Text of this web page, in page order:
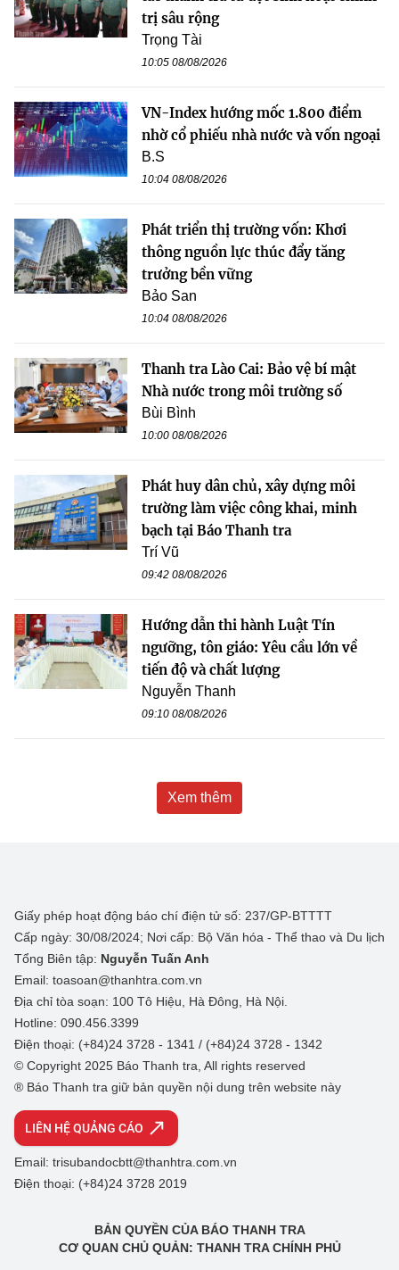
trị sâu rộng
Trọng Tài
10:05 08/08/2026
VN-Index hướng mốc 1.800 điểm
nhờ cổ phiếu nhà nước và vốn ngoại
B.S
10:04 08/08/2026
Phát triển thị trường vốn: Khơi
thông nguồn lực thúc đẩy tăng
trưởng bền vững
Bảo San
10:04 08/08/2026
Thanh tra Lào Cai: Bảo vệ bí mật
Nhà nước trong môi trường số
Bùi Bình
10:00 08/08/2026
Phát huy dân chủ, xây dựng môi
trường làm việc công khai, minh
bạch tại Báo Thanh tra
Trí Vũ
09:42 08/08/2026
Hướng dẫn thi hành Luật Tín
ngưỡng, tôn giáo: Yêu cầu lớn về
tiến độ và chất lượng
Nguyễn Thanh
09:10 08/08/2026
Xem thêm
Giấy phép hoạt động báo chí điện tử số: 237/GP-BTTTT
Cấp ngày: 30/08/2024; Nơi cấp: Bộ Văn hóa - Thể thao và Du lịch
Tổng Biên tập: Nguyễn Tuấn Anh
Email: toasoan@thanhtra.com.vn
Địa chỉ tòa soạn: 100 Tô Hiệu, Hà Đông, Hà Nội.
Hotline: 090.456.3399
Điện thoại: (+84)24 3728 - 1341 / (+84)24 3728 - 1342
© Copyright 2025 Báo Thanh tra, All rights reserved
® Báo Thanh tra giữ bản quyền nội dung trên website này
LIÊN HỆ QUẢNG CÁO
Email: trisubandocbtt@thanhtra.com.vn
Điện thoại: (+84)24 3728 2019
BẢN QUYỀN CỦA BÁO THANH TRA
CƠ QUAN CHỦ QUẢN: THANH TRA CHÍNH PHỦ